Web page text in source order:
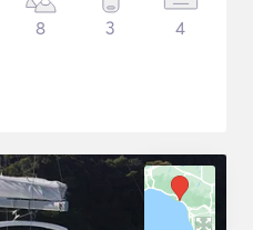
8 3 4